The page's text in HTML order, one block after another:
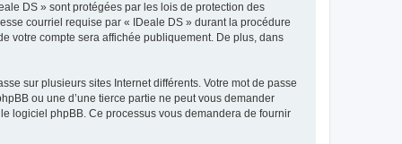
DS » sont protégées par les lois de protection des
courriel requise par « IDeale DS » durant la procédure
votre compte sera affichée publiquement. De plus, dans
sur plusieurs sites Internet différents. Votre mot de passe
ou une d’une tierce partie ne peut vous demander
logiciel phpBB. Ce processus vous demandera de fournir